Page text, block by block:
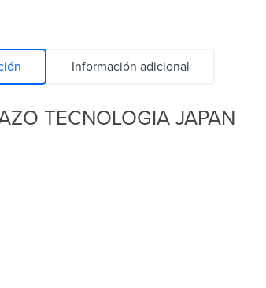
Información adicional
TECNOLOGIA JAPAN